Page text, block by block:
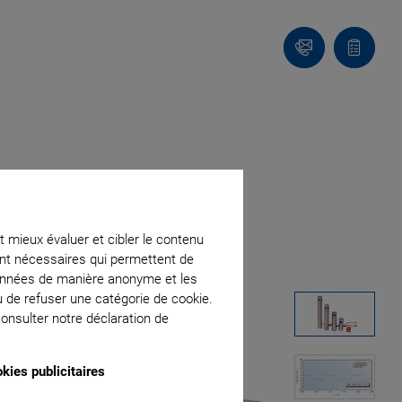
mieux évaluer et cibler le contenu
nécessaires qui permettent de
de manière anonyme et les
refuser une catégorie de cookie.
notre déclaration de
publicitaires
Contact
Votre
panier